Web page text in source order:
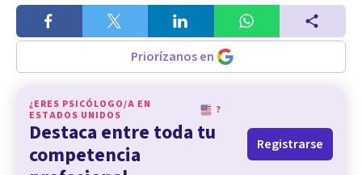
Priorízanos en
¿ERES PSICÓLOGO/A EN
ESTADOS UNIDOS
?
Destaca entre toda tu
competencia
Registrarse